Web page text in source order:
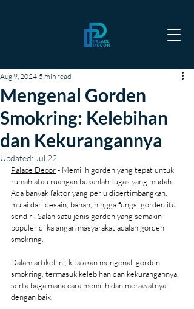
Mengenal Gorden
Smokring: Kelebihan
dan Kekurangannya
Aug 9, 2024 5 min read
Updated: Jul 22
Palace Decor - Memilih gorden yang tepat untuk
rumah atau ruangan bukanlah tugas yang mudah.
Ada banyak faktor yang perlu dipertimbangkan,
mulai dari desain, bahan, hingga fungsi gorden itu
sendiri. Salah satu jenis gorden yang semakin
populer di kalangan masyarakat adalah gorden
smokring.
Dalam artikel ini, kita akan mengenal  gorden
smokring, termasuk kelebihan dan kekurangannya,
serta bagaimana cara memilih dan merawatnya
dengan baik.